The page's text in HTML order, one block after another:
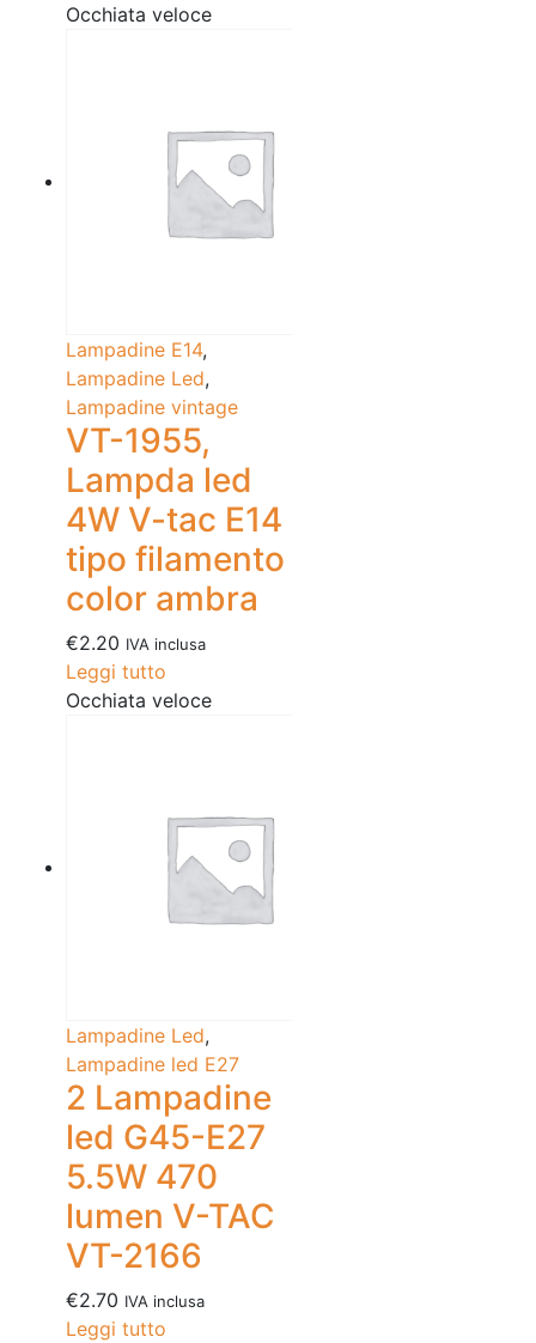
Occhiata veloce
Lampadine E14,
Lampadine Led,
Lampadine vintage
VT-1955,
Lampda led
4W V-tac E14
tipo filamento
color ambra
€2.20 IVA inclusa
Leggi tutto
Occhiata veloce
Lampadine Led,
Lampadine led E27
2 Lampadine
led G45-E27
5.5W 470
lumen V-TAC
VT-2166
€2.70 IVA inclusa
Leggi tutto